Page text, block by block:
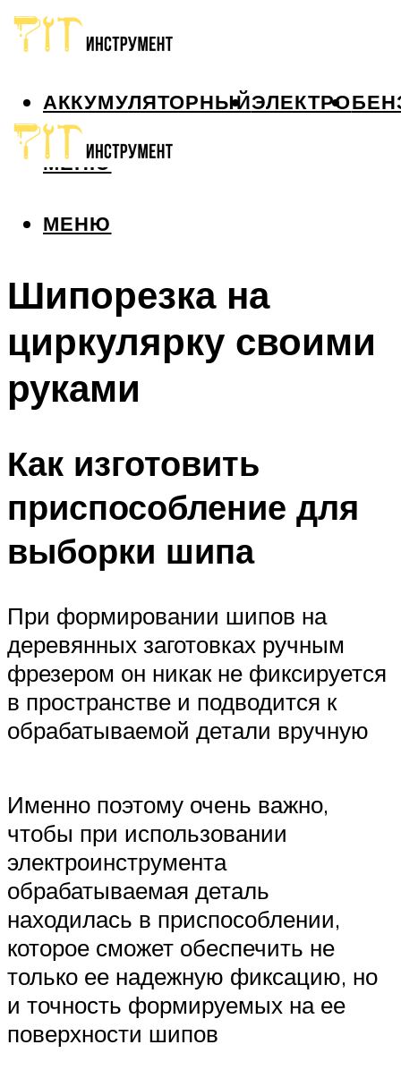
АККУМУЛЯТОРНЫЙЭЛЕКТРО
МЕНЮ
МЕНЮ
Шипорезка на
циркулярку своими
руками
Как изготовить
приспособление для
выборки шипа
При формировании шипов на
деревянных заготовках ручным
фрезером он никак не фиксируется
в пространстве и подводится к
обрабатываемой детали вручную
Именно поэтому очень важно,
чтобы при использовании
электроинструмента
обрабатываемая деталь
находилась в приспособлении,
которое сможет обеспечить не
только ее надежную фиксацию, но
и точность формируемых на ее
поверхности шипов